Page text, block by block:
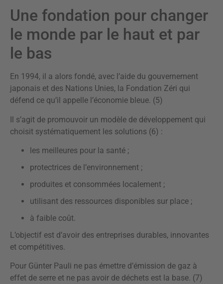
Une fondation pour changer
le monde par le haut et par
le bas
En 1994, il a alors fondé, avec l’aide du gouvernement
japonais et des Nations Unies, la Fondation Zéri qui
défend ce qu’il appelle l’économie bleue. (5)
Il s’agit de promouvoir un modèle de développement qui
choisit systématiquement les solutions (6) :
les meilleures pour la santé ;
protectrices de l’environnement ;
produites et consommées localement ;
utilisant des ressources disponibles sur place ;
à faible coût.
L’objectif est d’avoir des entreprises durables, innovantes
et compétitives.
Pour Günter Pauli ne pas émettre d’émission de gaz à
effet de serre et ne pas avoir de déchets est la base. (7)